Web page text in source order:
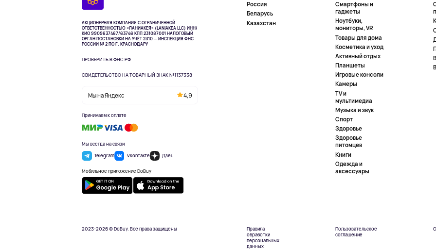
АКЦИОНЕРНАЯ КОМПАНИЯ С ОГРАНИЧЕННОЙ
ОТВЕТСТВЕННОСТЬЮ «ЛАНИАКЕЯ» (LANIAKEA LLC) ИНН/
КИО 9909637467/63746 КПП 231087001НАЛОГОВЫЙ
ОРГАН ПОСТАНОВКИ НА УЧЁТ 2310 — ИНСПЕКЦИЯ ФНС
РОССИИ № 2 ПО Г. КРАСНОДАРУ
ПРОВЕРИТЬ В ФНС РФ
СВИДЕТЕЛЬСТВО НА ТОВАРНЫЙ ЗНАК №1137338
Мы на Яндекс 4,9
Принимаем к оплате
Мы всегда на связи
Telegram
Vkontakte Дзен
Мобильное приложение DoBuy
Россия
Беларусь
Казахстан
Смартфоны и
гаджеты
Ноутбуки,
мониторы, VR
Товары для дома
Косметика и уход
Активный отдых
Планшеты
Игровые консоли
Камеры
TV и
мультимедиа
Музыка и звук
Спорт
Здоровье
Здоровье
питомцев
Книги
Одежда и
аксессуары
2023-2026 © DoBuy. Все права защищены
Правила
обработки
персональных
данных
Пользовательское
соглашение